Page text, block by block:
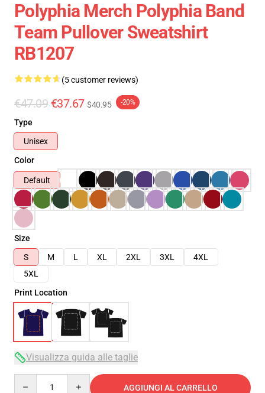
Polyphia Merch Polyphia Band
Team Pullover Sweatshirt
RB1207
(5 customer reviews)
€47.09 €37.67 $40.95 -20%
Type
Unisex
Color
Default
Size
S
M L XL 2XL 3XL
4XL
5XL
Print Location
Visualizza guida alle taglie
AGGIUNGI AL CARRELLO